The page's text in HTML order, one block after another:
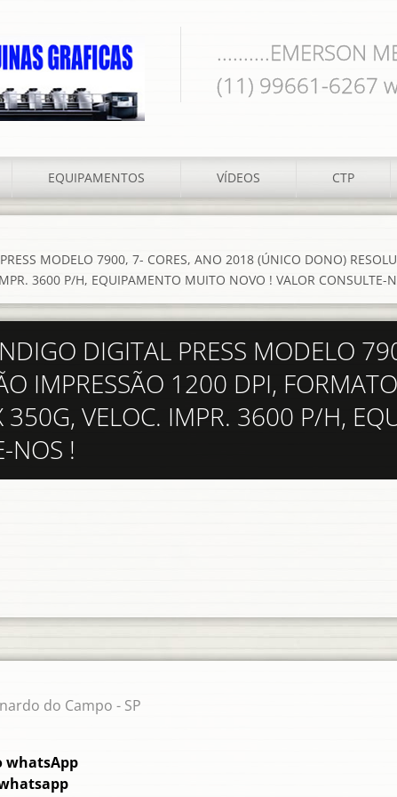
..........EMERSON
(11) 99661-6267
EQUIPAMENTOS VÍDEOS CTP
MODELO 7900, 7- CORES, ANO 2018 (ÚNICO DONO)
3600 P/H, EQUIPAMENTO MUITO NOVO ! VALOR CONSULTE-
DIGITAL PRESS MODELO
IMPRESSÃO 1200 DPI,
350G, VELOC. IMPR. 3600 P/H,
NOS !
do Campo - SP
whatsApp